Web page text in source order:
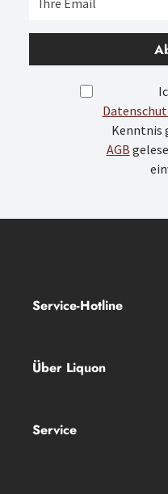
Kenntnis
AGB
Service-Hotline
Über Liquon
Service